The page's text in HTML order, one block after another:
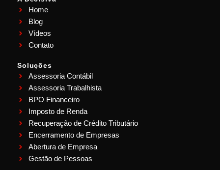
Home
Blog
Vídeos
Contato
Soluções
Assessoria Contábil
Assessoria Trabalhista
BPO Financeiro
Imposto de Renda
Recuperação de Crédito Tributário
Encerramento de Empresas
Abertura de Empresa
Gestão de Pessoas